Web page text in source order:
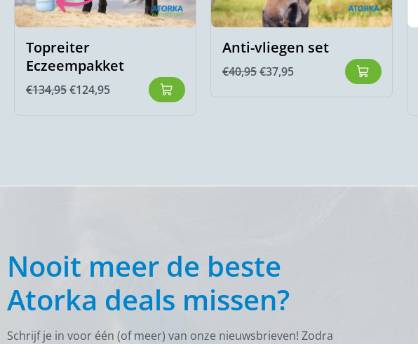
Topreiter
Eczeempakket
€134,95€124,95
Anti-vliegen set
€40,95€37,95
Nooit meer de beste
Atorka deals missen?
Schrijf je in voor één (of meer) van onze nieuwsbrieven! Zodra